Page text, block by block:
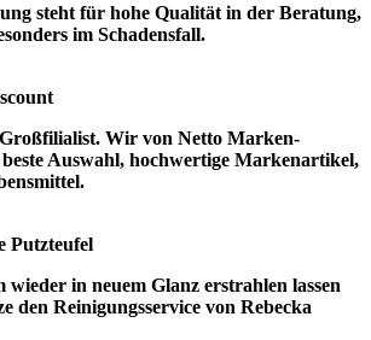
steht für hohe Qualität in der Beratung,
im Schadensfall.
Wir von Netto Marken-
beste Auswahl, hochwertige Markenartikel,
wieder in neuem Glanz erstrahlen lassen
den Reinigungsservice von Rebecka